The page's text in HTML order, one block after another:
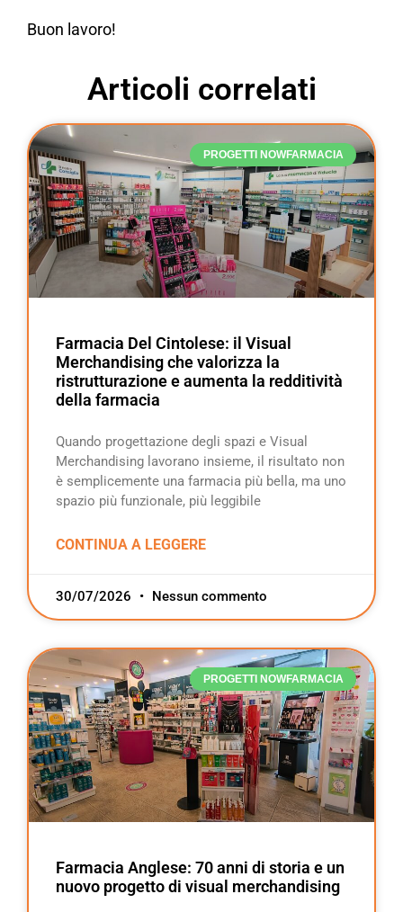
Buon lavoro!
Articoli correlati
PROGETTI NOWFARMACIA
Farmacia Del Cintolese: il Visual
Merchandising che valorizza la
ristrutturazione e aumenta la redditività
della farmacia
Quando progettazione degli spazi e Visual
Merchandising lavorano insieme, il risultato non
è semplicemente una farmacia più bella, ma uno
spazio più funzionale, più leggibile
CONTINUA A LEGGERE
30/07/2026 Nessun commento
PROGETTI NOWFARMACIA
Farmacia Anglese: 70 anni di storia e un
nuovo progetto di visual merchandising